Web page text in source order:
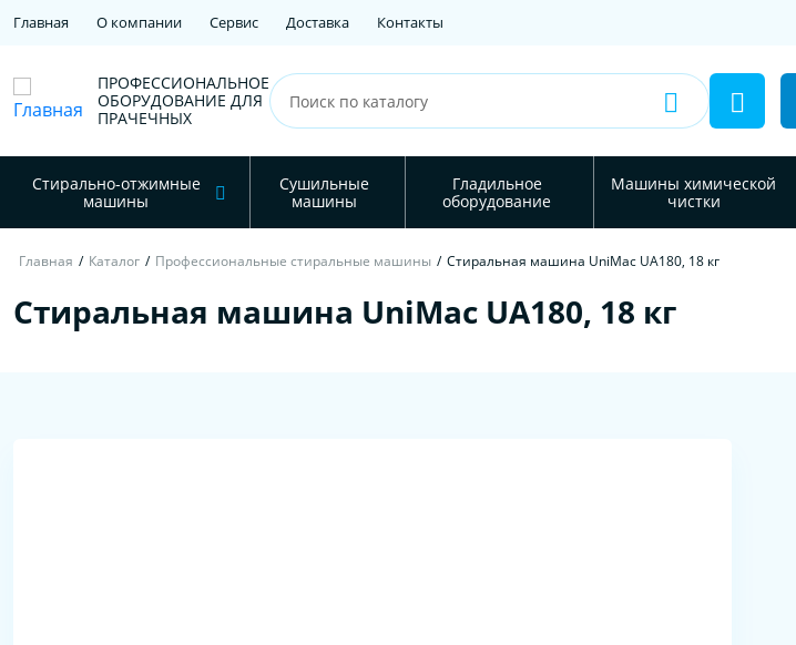
Главная О компании Сервис Доставка Контакты
ПРОФЕССИОНАЛЬНОЕ
ОБОРУДОВАНИЕ ДЛЯ
ПРАЧЕЧНЫХ
Стирально-отжимные
машины
Сушильные
машины
Гладильное
оборудование
Машины химической
чистки
Главная / Каталог / Профессиональные стиральные машины / Стиральная машина UniMac UA180, 18 кг
Стиральная машина UniMac UA180, 18 кг